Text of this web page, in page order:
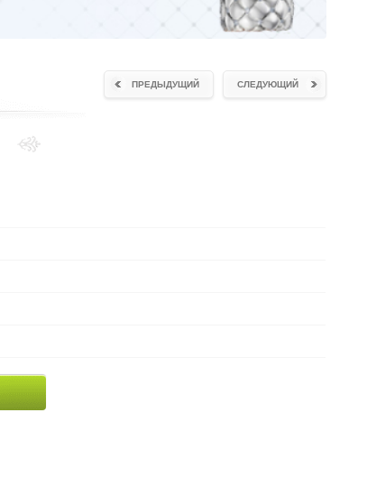
СЛЕДУЮЩИЙ
ПРЕДЫДУЩИЙ